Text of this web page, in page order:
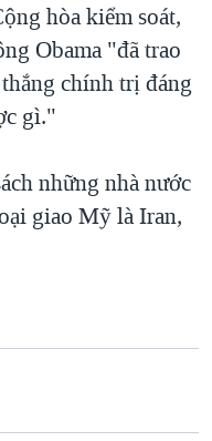
hòa kiểm soát,
Obama "đã trao
chính trị đáng
gì."
những nhà nước
giao Mỹ là Iran,